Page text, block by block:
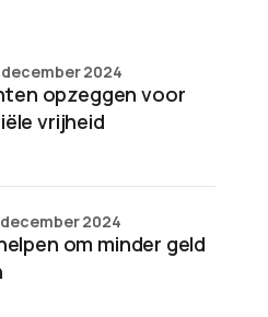
opzeggen voor
vrijheid
december 2024
om minder geld
december 2024